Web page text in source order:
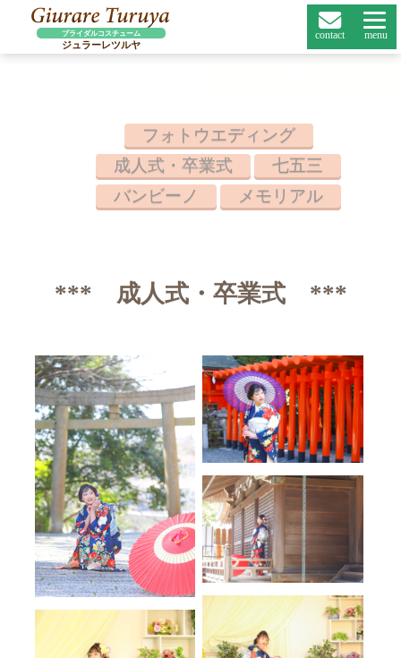
ブライダルコスチューム
ジュラーレツルヤ
contact menu
フォトウエディング
成人式・卒業式
七五三
バンビーノ
メモリアル
*** 成人式・卒業式 ***